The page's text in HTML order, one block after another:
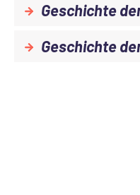
Geschichte
Geschichte